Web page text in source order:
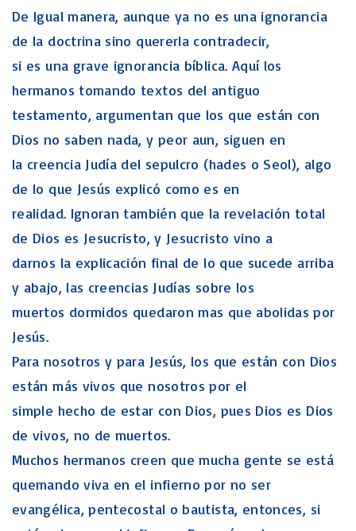
De Igual manera, aunque ya no es una ignorancia
de la doctrina sino quererla contradecir,
si es una grave ignorancia bíblica. Aquí los
hermanos tomando textos del antiguo
testamento, argumentan que los que están con
Dios no saben nada, y peor aun, siguen en
la creencia Judía del sepulcro (hades o Seol), algo
de lo que Jesús explicó como es en
realidad. Ignoran también que la revelación total
de Dios es Jesucristo, y Jesucristo vino a
darnos la explicación final de lo que sucede arriba
y abajo, las creencias Judías sobre los
muertos dormidos quedaron mas que abolidas por
Jesús.
Para nosotros y para Jesús, los que están con Dios
están más vivos que nosotros por el
simple hecho de estar con Dios, pues Dios es Dios
de vivos, no de muertos.
Muchos hermanos creen que mucha gente se está
quemando viva en el infierno por no ser
evangélica, pentecostal o bautista, entonces, si